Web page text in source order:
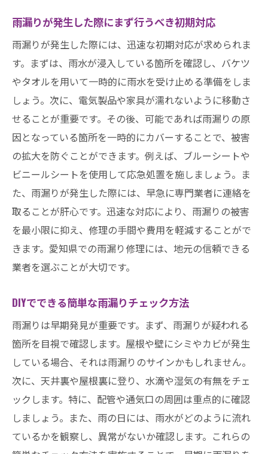
定期的な点検とメンテナンスの重要性
ント
修理箇所の耐久性を高めるための追加対策
アフターケアで使用するおすすめの防水材
雨漏り再発防止のための予防策
雨漏り修理後の保証制度の確認方法
愛知県での雨漏り修理成功事例から学ぶべきポ
イント
実際の修理事例から見る成功の秘訣
愛知県内の住宅での雨漏り修理事例紹介
成功事例から学ぶ修理プランとコスト管理
雨漏り修理に成功したケーススタディ
成功事例に見る信頼できる業者の選び方
雨漏りが発生した際にまず行うべき初期対応
雨漏りが発生した際には、迅速な初期対応が求められま
す。まずは、雨水が浸入している箇所を確認し、バケツ
やタオルを用いて一時的に雨水を受け止める準備をしま
しょう。次に、電気製品や家具が濡れないように移動さ
せることが重要です。その後、可能であれば雨漏りの原
因となっている箇所を一時的にカバーすることで、被害
の拡大を防ぐことができます。例えば、ブルーシートや
ビニールシートを使用して応急処置を施しましょう。ま
た、雨漏りが発生した際には、早急に専門業者に連絡を
取ることが肝心です。迅速な対応により、雨漏りの被害
を最小限に抑え、修理の手間や費用を軽減することがで
きます。愛知県での雨漏り修理には、地元の信頼できる
業者を選ぶことが大切です。
DIYでできる簡単な雨漏りチェック方法
雨漏りは早期発見が重要です。まず、雨漏りが疑われる
箇所を目視で確認します。屋根や壁にシミやカビが発生
している場合、それは雨漏りのサインかもしれません。
次に、天井裏や屋根裏に登り、水滴や湿気の有無をチェ
ックします。特に、配管や通気口の周囲は重点的に確認
しましょう。また、雨の日には、雨水がどのように流れ
ているかを観察し、異常がないか確認します。これらの